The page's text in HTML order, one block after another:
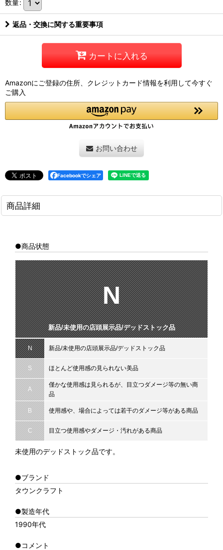
数量:
返品・交換に関する重要事項
カートに入れる
Amazonにご登録の住所、クレジットカード情報を利用して今すぐ
ご購入
お問い合わせ
Facebookでシェア
商品詳細
●商品状態
N
新品/未使用の店頭展示品/デッドストック品
N 新品/未使用の店頭展示品/デッドストック品
S ほとんど使用感の見られない美品
A
僅かな使用感は見られるが、目立つダメージ等の無い商
品
B 使用感や、場合によっては若干のダメージ等がある商品
C 目立つ使用感やダメージ・汚れがある商品
未使用のデッドストック品です。
●ブランド
タウンクラフト
●製造年代
1990年代
●コメント